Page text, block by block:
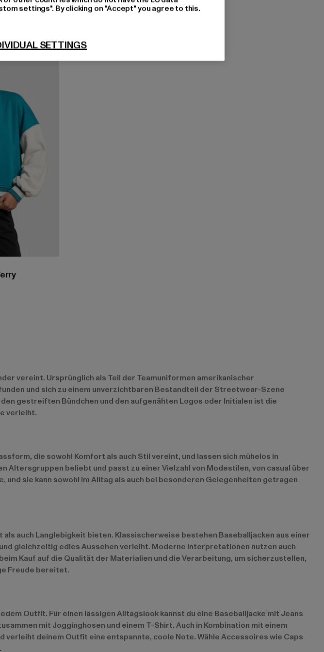
59,99 EUR
vereint. Ursprünglich als Teil der Teamuniformen amerikanischer
und sich zu einem unverzichtbaren Bestandteil der Streetwear-Szene
gestreiften Bündchen und den aufgenähten Logos oder Initialen ist die
verleiht.
die sowohl Komfort als auch Stil vereint, und lassen sich mühelos in
beliebt und passt zu einer Vielzahl von Modestilen, von casual über
sie kann sowohl im Alltag als auch bei besonderen Gelegenheiten getragen
auch Langlebigkeit bieten. Klassischerweise bestehen Baseballjacken aus einer
gleichzeitig edles Aussehen verleiht. Moderne Interpretationen nutzen auch
Kauf auf die Qualität der Materialien und die Verarbeitung, um sicherzustellen,
Freude bereitet.
Outfit. Für einen lässigen Alltagslook kannst du eine Baseballjacke mit Jeans
mit Jogginghosen und einem T-Shirt. Auch in Kombination mit einem
deinem Outfit eine entspannte, coole Note. Wähle Accessoires wie Caps
settings". By clicking on "Accept" you agree to this.
SETTINGS